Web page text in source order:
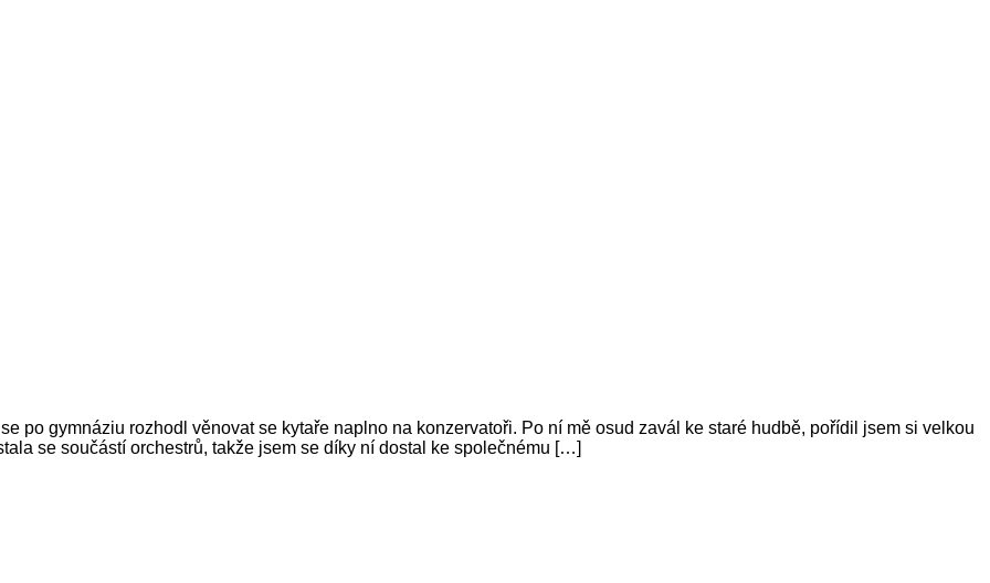
po gymnáziu rozhodl věnovat se kytaře naplno na konzervatoři. Po ní mě osud zavál ke staré hudbě, pořídil jsem si velkou
se součástí orchestrů, takže jsem se díky ní dostal ke společnému […]